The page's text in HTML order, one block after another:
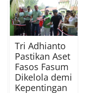
Tri Adhianto
Pastikan Aset
Fasos Fasum
Dikelola demi
Kepentingan